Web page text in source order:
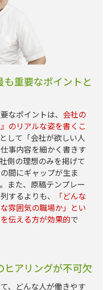
重要なポイントと
なポイントは、 会社の
のリアルな姿を書くこ
して「会社が欲しい人
事内容を細かく書きす
側の理想のみを掲げて
間にギャップが生ま
また、原稿テンプレー
するよりも、
「どんな
雰囲気の職場か」とい
伝える方が効果的で
アリングが不可欠
、どんな人が働きやす